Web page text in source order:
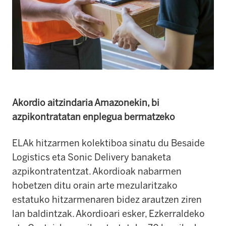
Akordio aitzindaria Amazonekin, bi
azpikontratatan enplegua bermatzeko
ELAk hitzarmen kolektiboa sinatu du Besaide
Logistics eta Sonic Delivery banaketa
azpikontratentzat. Akordioak nabarmen
hobetzen ditu orain arte mezularitzako
estatuko hitzarmenaren bidez arautzen ziren
lan baldintzak. Akordioari esker, Ezkerraldeko